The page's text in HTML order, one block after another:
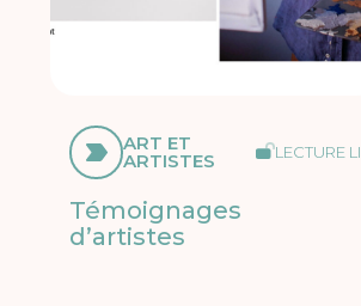
ART ET
ARTISTES LECTURE
Témoignages
d’artistes